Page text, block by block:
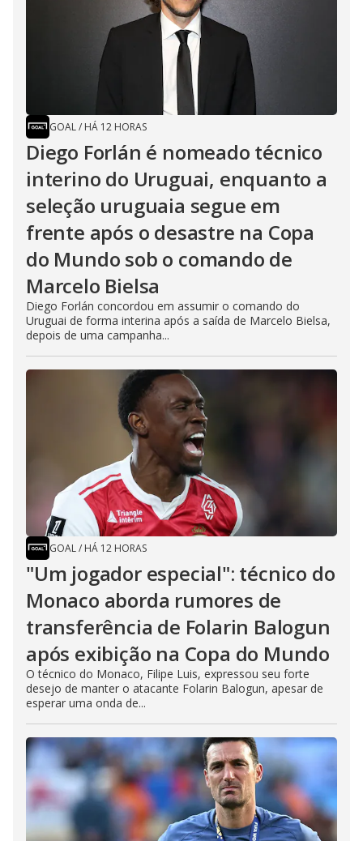
GOAL/ HÁ 12 HORAS
Diego Forlán é nomeado técnico
interino do Uruguai, enquanto a
seleção uruguaia segue em
frente após o desastre na Copa
do Mundo sob o comando de
Marcelo Bielsa
Diego Forlán concordou em assumir o comando do
Uruguai de forma interina após a saída de Marcelo Bielsa,
depois de uma campanha...
GOAL/ HÁ 12 HORAS
"Um jogador especial": técnico do
Monaco aborda rumores de
transferência de Folarin Balogun
após exibição na Copa do Mundo
O técnico do Monaco, Filipe Luis, expressou seu forte
desejo de manter o atacante Folarin Balogun, apesar de
esperar uma onda de...